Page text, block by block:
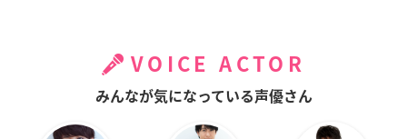
VOICE ACTOR
みんなが気になっている声優さん